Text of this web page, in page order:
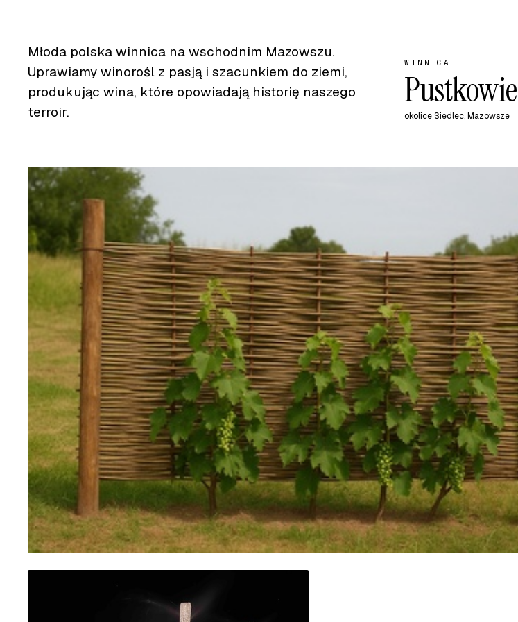
Młoda polska winnica na wschodnim Mazowszu.
Uprawiamy winorośl z pasją i szacunkiem do ziemi,
produkując wina, które opowiadają historię naszego
terroir.
WINNICA
Pustkowie
okolice Siedlec, Mazowsze